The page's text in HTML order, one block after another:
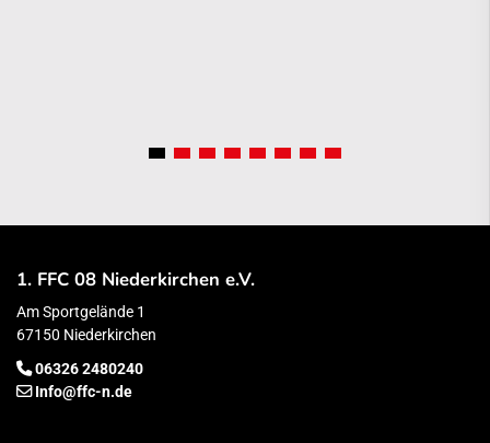
1. FFC 08 Niederkirchen e.V.
Am Sportgelände 1
67150 Niederkirchen
06326 2480240
Info@ffc-n.de